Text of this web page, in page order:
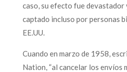
caso, su efecto fue
captado incluso por personas
EE.UU.
Cuando en marzo de 1958,
Nation, “al cancelar los envíos